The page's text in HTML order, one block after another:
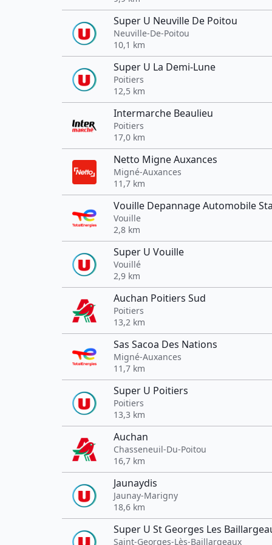
Super U Neuville De Poitou
Neuville-De-Poitou
10,1 km
Super U La Demi-Lune
Poitiers
12,5 km
Intermarche Beaulieu
Poitiers
17,0 km
Netto Migne Auxances
Migné-Auxances
11,7 km
Vouille Depannage Automobile
Vouille
2,8 km
Super U Vouille
Vouillé
2,9 km
Auchan Poitiers Sud
Poitiers
13,2 km
Sas Sacoa Des Nations
Migné-Auxances
11,7 km
Super U Poitiers
Poitiers
13,3 km
Auchan
Chasseneuil-Du-Poitou
16,7 km
Jaunaydis
Jaunay-Marigny
18,6 km
Super U St Georges Les
Saint-Georges-Lès-Baillargeaux